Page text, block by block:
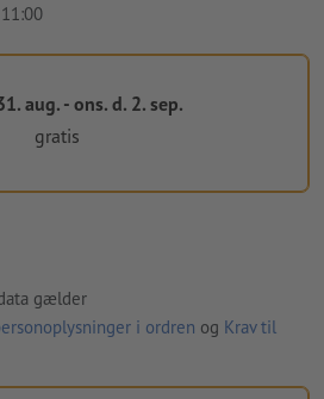
aug. - ons. d. 2. sep.
gratis
gælder
i ordren og Krav til